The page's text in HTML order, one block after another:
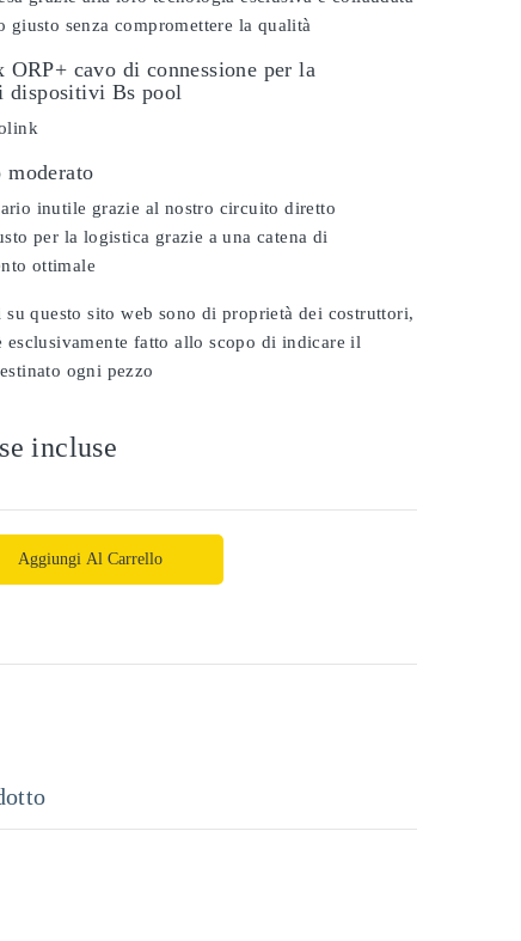
giusto senza compromettere la qualità
ORP+ cavo di connessione per la
dispositivi Bs pool
moderato
inutile grazie al nostro circuito diretto
per la logistica grazie a una catena di
ottimale
questo sito web sono di proprietà dei costruttori,
esclusivamente fatto allo scopo di indicare il
ogni pezzo
incluse
Aggiungi Al Carrello